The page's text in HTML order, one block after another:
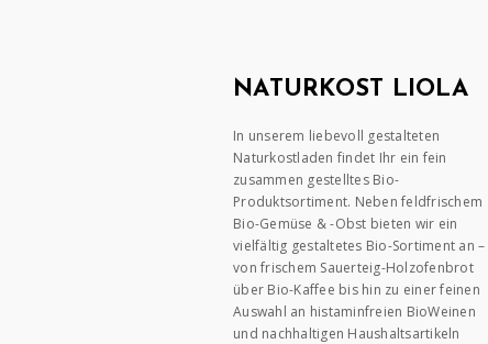
NATURKOST LIOLA
In unserem liebevoll gestalteten
Naturkostladen findet Ihr ein fein
zusammen gestelltes Bio-
Produktsortiment. Neben feldfrischem
Bio-Gemüse & -Obst bieten wir ein
vielfältig gestaltetes Bio-Sortiment an –
von frischem Sauerteig-Holzofenbrot
über Bio-Kaffee bis hin zu einer feinen
Auswahl an histaminfreien BioWeinen
und nachhaltigen Haushaltsartikeln